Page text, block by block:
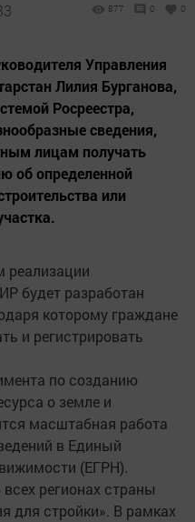
877 0 0
Управления
Лилия Бурганова,
Росреестра,
сведения,
лицам получать
об определенной
или
реализации
будет разработан
которому граждане
и регистрировать
по созданию
о земле и
масштабная работа
в Единый
(ЕГРН).
регионах страны
для стройки». В рамках